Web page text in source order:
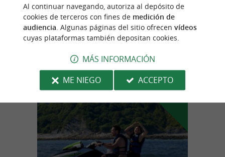
Tienda de licores en el valle del Labourd
n
u
e
s
t
r
o
f
a
v
o
r
i
t
o
Al continuar navegando, autoriza al depósito de
cookies de terceros con fines de medición de
audiencia. Algunas páginas del sitio ofrecen vídeos
cuyas plataformas también depositan cookies.
MÁS INFORMACIÓN
ME NIEGO
ACCEPTO